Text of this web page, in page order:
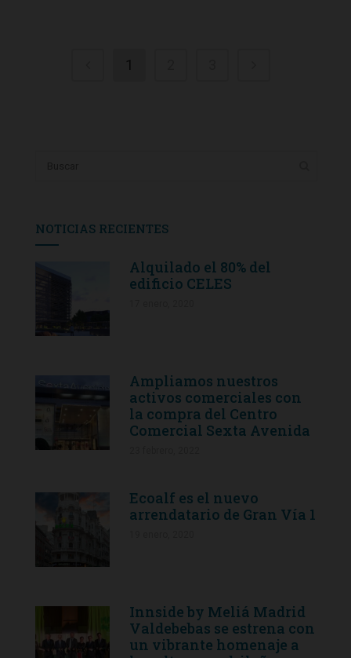
1
NOTICIAS RECIENTES
Alquilado el 80% del
edificio CELES
Ampliamos nuestros
activos comerciales con
la compra del Centro
Comercial Sexta Avenida
Ecoalf es el nuevo
arrendatario de Gran Vía 1
Innside by Meliá Madrid
Valdebebas se estrena con
un vibrante homenaje a